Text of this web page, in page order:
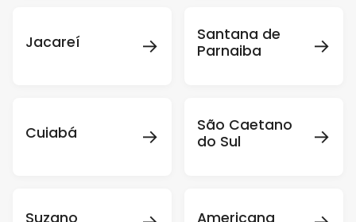
Jacareí →
Santana de
Parnaiba
→
Cuiabá →
São Caetano
do Sul
→